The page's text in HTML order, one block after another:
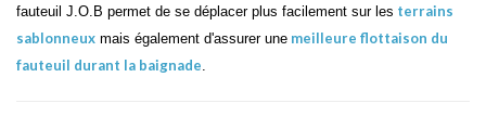
fauteuil J.O.B permet de se déplacer plus facilement sur les terrains
sablonneux mais également d'assurer une meilleure flottaison du
fauteuil durant la baignade